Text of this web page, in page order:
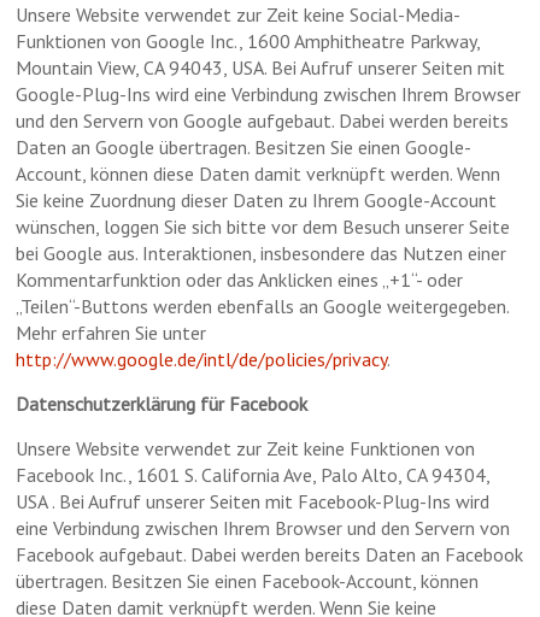
Unsere Website verwendet zur Zeit keine Social-Media-
Funktionen von Google Inc., 1600 Amphitheatre Parkway,
Mountain View, CA 94043, USA. Bei Aufruf unserer Seiten mit
Google-Plug-Ins wird eine Verbindung zwischen Ihrem Browser
und den Servern von Google aufgebaut. Dabei werden bereits
Daten an Google übertragen. Besitzen Sie einen Google-
Account, können diese Daten damit verknüpft werden. Wenn
Sie keine Zuordnung dieser Daten zu Ihrem Google-Account
wünschen, loggen Sie sich bitte vor dem Besuch unserer Seite
bei Google aus. Interaktionen, insbesondere das Nutzen einer
Kommentarfunktion oder das Anklicken eines „+1“- oder
„Teilen“-Buttons werden ebenfalls an Google weitergegeben.
Mehr erfahren Sie unter
http://www.google.de/intl/de/policies/privacy.
Datenschutzerklärung für Facebook
Unsere Website verwendet zur Zeit keine Funktionen von
Facebook Inc., 1601 S. California Ave, Palo Alto, CA 94304,
USA . Bei Aufruf unserer Seiten mit Facebook-Plug-Ins wird
eine Verbindung zwischen Ihrem Browser und den Servern von
Facebook aufgebaut. Dabei werden bereits Daten an Facebook
übertragen. Besitzen Sie einen Facebook-Account, können
diese Daten damit verknüpft werden. Wenn Sie keine